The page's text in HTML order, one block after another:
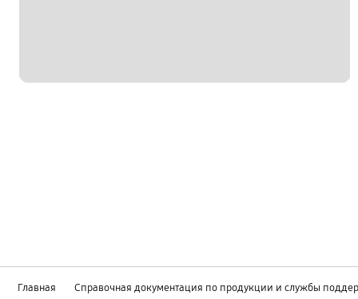
Главная Справочная документация по продукции и службы